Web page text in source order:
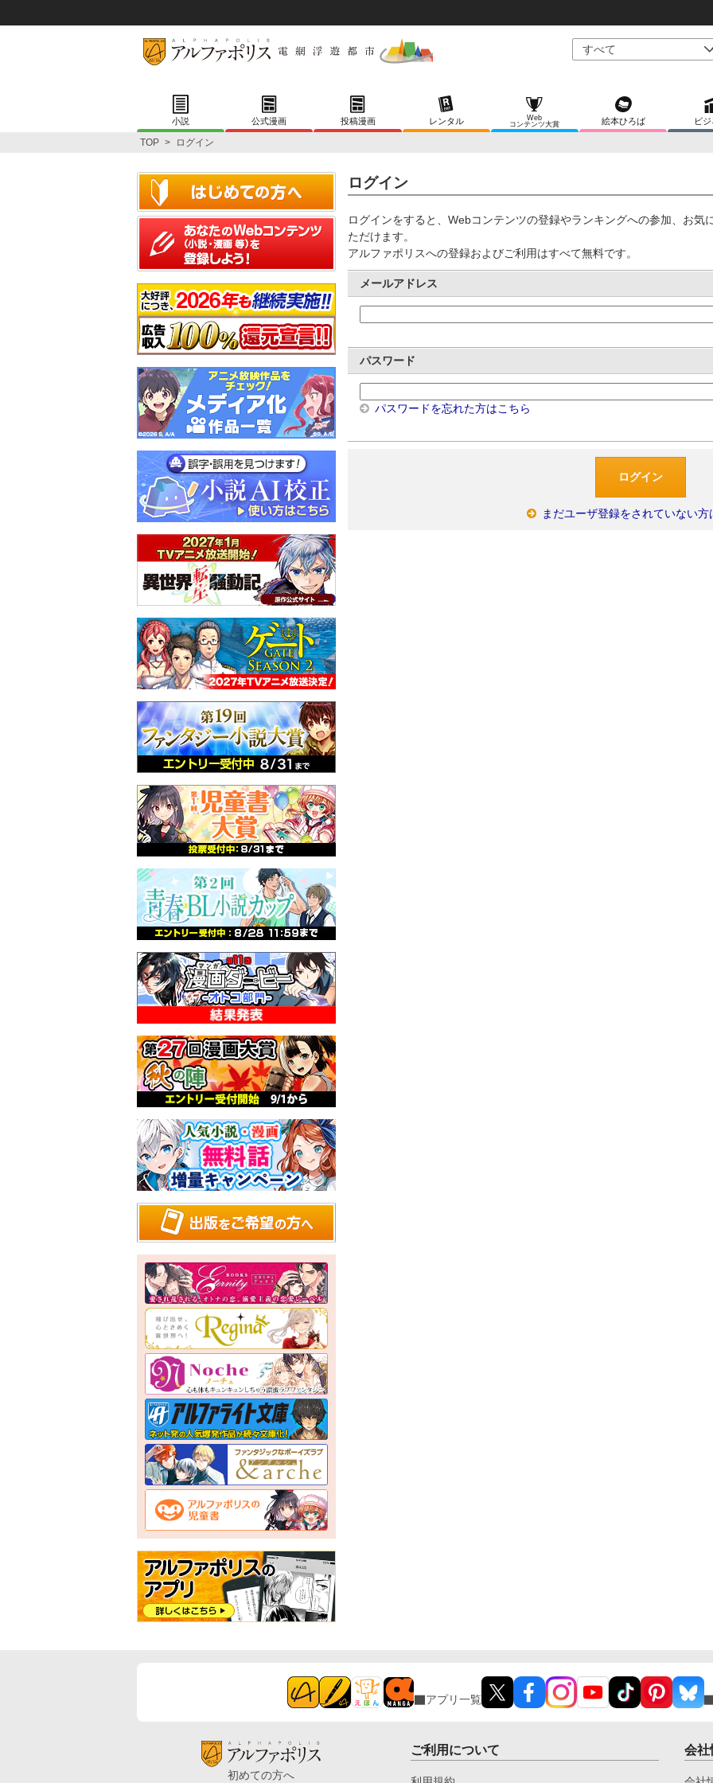
小説 公式漫画 投稿漫画 レンタル
Web
コンテンツ大賞
絵本ひろば ビ
TOP > ログイン
ログイン
ログインをすると、Webコンテンツの登録やランキングへの参加、お気
ただけます。
アルファポリスへの登録およびご利用はすべて無料です。
メールアドレス
パスワード
パスワードを忘れた方はこちら
まだユーザ登録をされていない方
アプリ一覧
初めての方へ
ご利用について 会社